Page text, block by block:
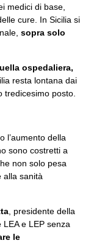
medici di base,
cure. In Sicilia si
sopra solo
ospedaliera,
resta lontana dai
tredicesimo posto.
l’aumento della
sono costretti a
non solo pesa
alla sanità
, presidente della
e LEP senza
le